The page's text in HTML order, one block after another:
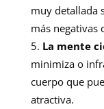
muy detallada
más negativas
La mente
minimiza o
cuerpo que
atractiva.